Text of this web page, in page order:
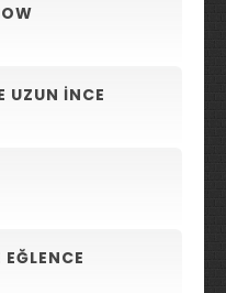
UZUN İNCE